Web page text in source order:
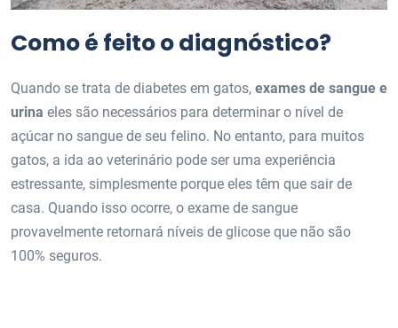
Como é feito o diagnóstico?
Quando se trata de diabetes em gatos, exames de sangue e
urina eles são necessários para determinar o nível de
açúcar no sangue de seu felino. No entanto, para muitos
gatos, a ida ao veterinário pode ser uma experiência
estressante, simplesmente porque eles têm que sair de
casa. Quando isso ocorre, o exame de sangue
provavelmente retornará níveis de glicose que não são
100% seguros.